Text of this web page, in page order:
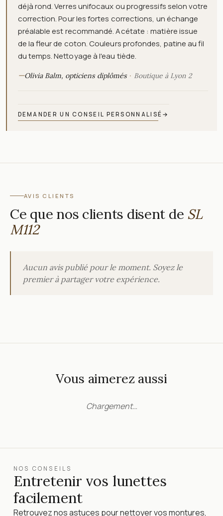
déjà rond. Verres unifocaux ou progressifs selon votre
correction. Pour les fortes corrections, un échange
préalable est recommandé. Acétate : matière issue
de la fleur de coton. Couleurs profondes, patine au fil
du temps. Nettoyage à l'eau tiède.
—Olivia Balm, opticiens diplômés Boutique à Lyon 2
DEMANDER UN CONSEIL PERSONNALISÉ →
AVIS CLIENTS
Ce que nos clients disent de SL
M112
Aucun avis publié pour le moment. Soyez le
premier à partager votre expérience.
Vous aimerez aussi
Chargement…
NOS CONSEILS
Entretenir vos lunettes
facilement
Retrouvez nos astuces pour nettoyer vos montures,